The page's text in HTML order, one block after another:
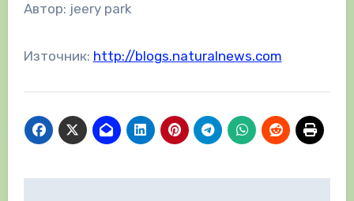
Автор: jeery park
Източник: http://blogs.naturalnews.com